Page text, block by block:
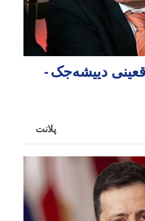
دییشه‌جک -
پلانت